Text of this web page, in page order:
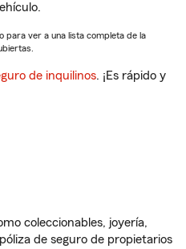
para ver a una lista completa de la
de inquilinos. ¡Es rápido y
coleccionables, joyería,
de seguro de propietarios